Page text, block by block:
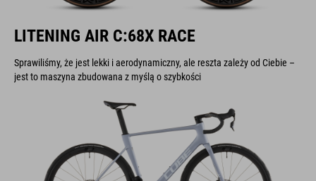
LITENING AIR C:68X RACE
Sprawiliśmy, że jest lekki i aerodynamiczny, ale reszta zależy od Ciebie –
jest to maszyna zbudowana z myślą o szybkości